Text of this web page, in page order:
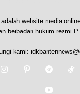
website media
berbadan hukum resmi
kami: